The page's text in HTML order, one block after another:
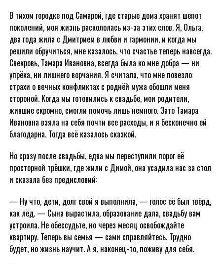
В тихом городке под Самарой, где старые дома хранят шепот
поколений, моя жизнь раскололась из-за этих слов. Я, Ольга,
два года жила с Дмитрием в любви и гармонии, и когда мы
решили обручиться, мне казалось, что счастье теперь навсегда.
Свекровь, Тамара Ивановна, всегда была ко мне добра — ни
упрёка, ни лишнего ворчания. Я считала, что мне повезло:
страхи о вечных конфликтах с роднёй мужа обошли меня
стороной. Когда мы готовились к свадьбе, мои родители,
жившие скромно, смогли помочь лишь немного. Зато Тамара
Ивановна взяла на себя почти все расходы, и я бесконечно ей
благодарна. Тогда всё казалось сказкой.
Но сразу после свадьбы, едва мы переступили порог её
просторной трёшки, где жили с Димой, она усадила нас за стол
и сказала без предисловий:
— Ну что, дети, долг свой я выполнила, — голос её был твёрд,
как лёд. — Сына вырастила, образование дала, свадьбу вам
устроила. Не обессудьте, но через месяц освобождайте
квартиру. Теперь вы семья — сами справляйтесь. Трудно
будет, но жизнь научит. А я, наконец-то, поживу для себя.